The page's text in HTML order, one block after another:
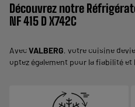
Découvrez notre
NF 415 D X742C
AvecVALBERG, votre cuisine
optez également pour la fiabilité et